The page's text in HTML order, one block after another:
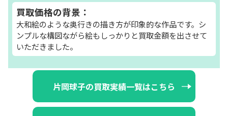
買取価格の背景：
大和絵のような奥行きの描き方が印象的な作品です。シ
ンプルな構図ながら絵もしっかりと買取金額を出させて
いただきました。
片岡球子の買取実績一覧はこちら